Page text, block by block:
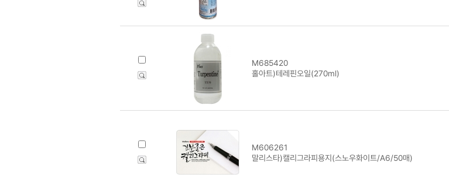
M685420
홀아트)테레핀오일(270ml)
M606261
말리스타)캘리그라피용지(스노우화이트/A6/50매)